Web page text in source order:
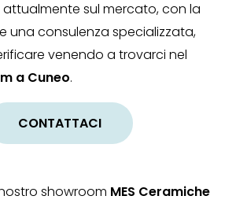
sul mercato, con la
una consulenza specializzata,
venendo a trovarci nel
a Cuneo.
CONTATTACI
showroom MES Ceramiche